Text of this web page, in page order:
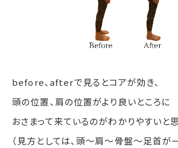
before、afterで見るとコアが効き、
頭の位置、肩の位置がより良いところに
おさまって来ているのがわかりやすいと
（見方としては、頭〜肩〜骨盤〜足首が